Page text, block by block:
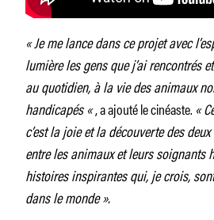
« Je me lance dans ce projet avec
lumière les gens que j’ai rencontrés
au quotidien, à la vie des animaux
handicapés «, a ajouté le cinéaste. «
c’est la joie et la découverte des
entre les animaux et leurs soignants
histoires inspirantes qui, je crois,
dans le monde ».